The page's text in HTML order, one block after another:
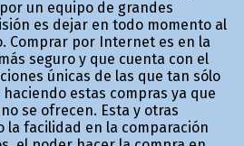
un equipo de grandes
es dejar en todo momento al
Comprar por Internet es en la
seguro y que cuenta con el
únicas de las que tan sólo
estas compras ya que
se ofrecen. Esta y otras
la facilidad en la comparación